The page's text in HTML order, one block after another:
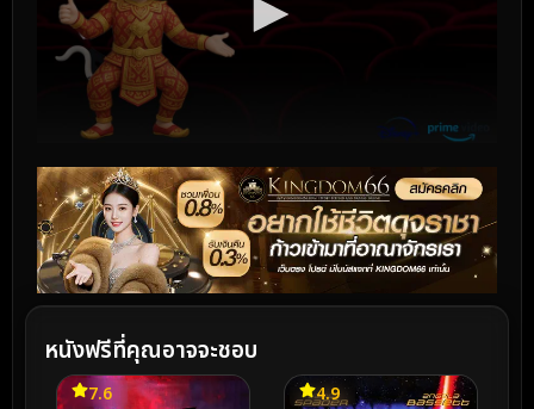
หนังฟรีที่คุณอาจจะชอบ
7.6 4.9